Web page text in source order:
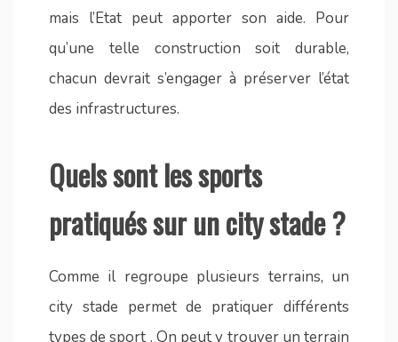
mais l’Etat peut apporter son aide. Pour
qu’une telle construction soit durable,
chacun devrait s’engager à préserver l’état
des infrastructures.
Quels sont les sports
pratiqués sur un city stade ?
Comme il regroupe plusieurs terrains, un
city stade permet de pratiquer différents
types de sport . On peut y trouver un terrain